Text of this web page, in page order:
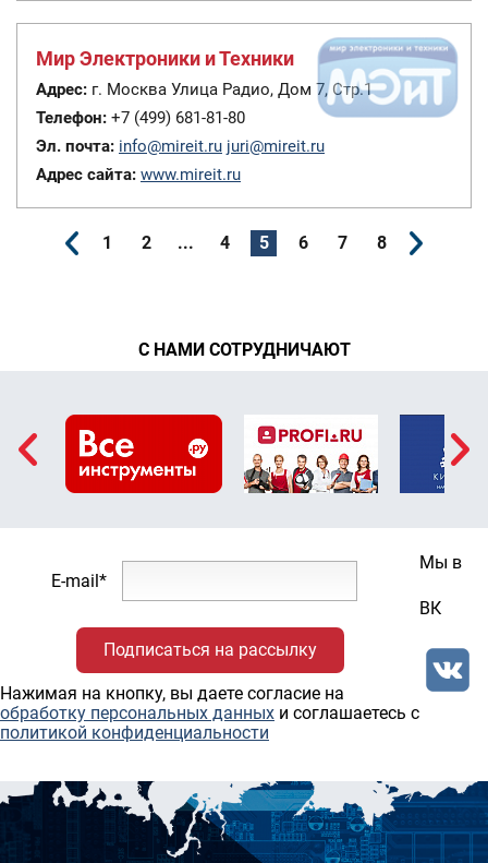
Мир Электроники и Техники
Адрес: г. Москва Улица Радио, Дом 7, Стр.1
Телефон: +7 (499) 681-81-80
Эл. почта: info@mireit.ru juri@mireit.ru
Адрес сайта: www.mireit.ru
1 2 ... 4 5 6 7 8
С НАМИ СОТРУДНИЧАЮТ
E-mail*
Нажимая на кнопку, вы даете согласие на
обработку персональных данных и соглашаетесь c
политикой конфиденциальности
Мы в
ВК